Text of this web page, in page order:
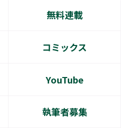
無料連載
コミックス
YouTube
執筆者募集